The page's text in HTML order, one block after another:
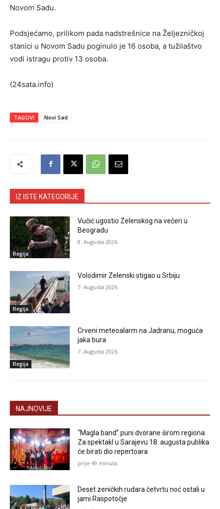
Novom Sadu.
Podsjećamo, prilikom pada nadstrešnice na Željezničkoj
stanici u Novom Sadu poginulo je 16 osoba, a tužilaštvo
vodi istragu protiv 13 osoba.
(24sata.info)
TAGOVI Novi Sad
IZ ISTE KATEGORIJE
Regija
Vučić ugostio Zelenskog na večeri u
Beogradu
8. Augusta 2026.
Regija
Volodimir Zelenski stigao u Srbiju
7. Augusta 2026.
Regija
Crveni meteoalarm na Jadranu, moguća
jaka bura
7. Augusta 2026.
NAJNOVIJE
“Magla band” puni dvorane širom regiona:
Za spektakl u Sarajevu 18. augusta publika
će birati dio repertoara
prije 49 minuta
Deset zeničkih rudara četvrtu noć ostali u
jami Raspotočje